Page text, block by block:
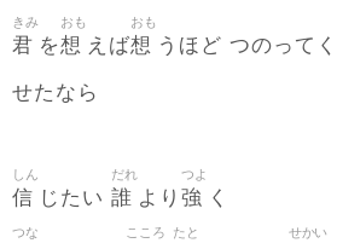
君
きみ
を想
おも
えば想
おも
うほど つのってく
せたなら
信
しん
じたい 誰
だれ
より 強
つよ
く
つな こころ たと せかい